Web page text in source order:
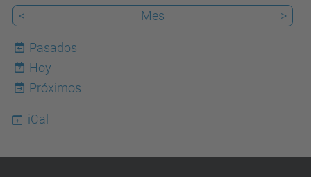
<
Mes >
Pasados
7
Hoy
Próximos
iCal